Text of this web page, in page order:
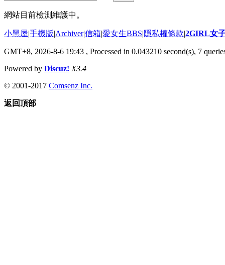
網站目前檢測維護中。
小黑屋|手機版|Archiver|信箱|愛女生BBS|隱私權條款|2GIRL女
GMT+8, 2026-8-6 19:43 , Processed in 0.043210 second(s), 7
Powered by Discuz! X3.4
© 2001-2017 Comsenz Inc.
返回頂部